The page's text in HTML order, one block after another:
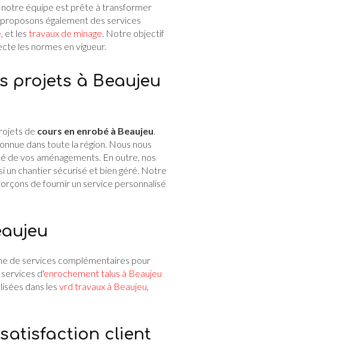
notre équipe est prête à transformer
également des services
, et les travaux de minage. Notre objectif
les normes en vigueur.
projets à Beaujeu
de cours en enrobé à Beaujeu.
dans toute la région. Nous nous
de vos aménagements. En outre, nos
un chantier sécurisé et bien géré. Notre
de fournir un service personnalisé
de services complémentaires pour
d'enrochement talus à Beaujeu
dans les vrd travaux à Beaujeu,
client